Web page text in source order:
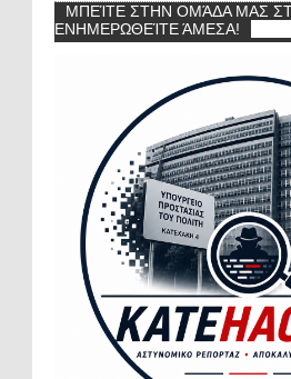
ΜΠΕΊΤΕ ΣΤΗΝ ΟΜΆΔΑ ΜΑΣ
ΕΝΗΜΕΡΩΘΕΊΤΕ ΆΜΕΣΑ!